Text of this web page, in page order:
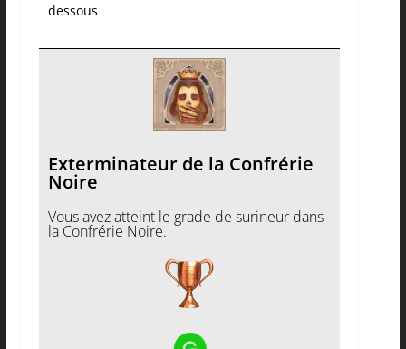
dessous
Exterminateur de la Confrérie
Noire
Vous avez atteint le grade de surineur dans
la Confrérie Noire.